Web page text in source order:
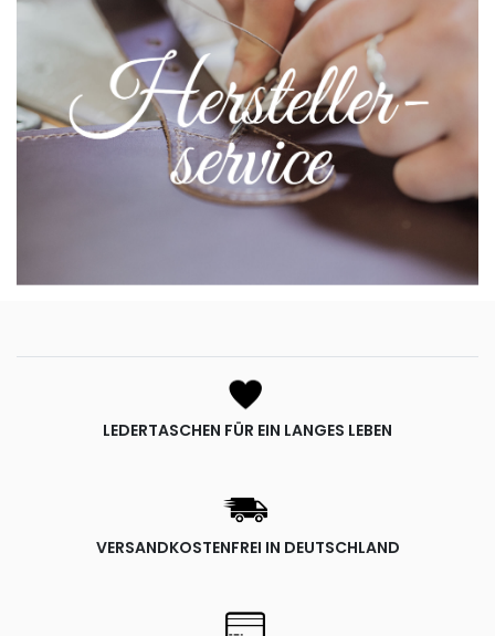
LEDERTASCHEN FÜR EIN LANGES LEBEN
VERSANDKOSTENFREI IN DEUTSCHLAND